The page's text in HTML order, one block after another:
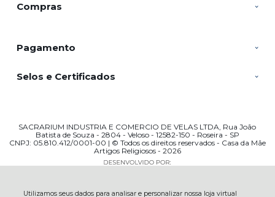
Utilizamos seus dados para analisar e personalizar nossa loja virtual
Compras
Pagamento
Selos e Certificados
SACRARIUM INDUSTRIA E COMERCIO DE VELAS LTDA, Rua João
Batista de Souza - 2804 - Veloso - 12582-150 - Roseira - SP
CNPJ: 05.810.412/0001-00 | © Todos os direitos reservados - Casa da Mãe
Artigos Religiosos - 2026